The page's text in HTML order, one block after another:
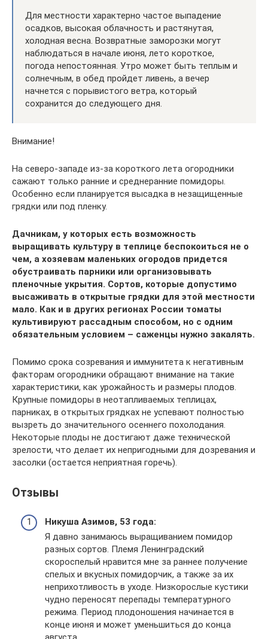
Для местности характерно частое выпадение
осадков, высокая облачность и растянутая,
холодная весна. Возвратные заморозки могут
наблюдаться в начале июня, лето короткое,
погода непостоянная. Утро может быть теплым и
солнечным, в обед пройдет ливень, а вечер
начнется с порывистого ветра, который
сохранится до следующего дня.
Внимание!
На северо-западе из-за короткого лета огородники
сажают только ранние и среднеранние помидоры.
Особенно если планируется высадка в незащищенные
грядки или под пленку.
Дачникам, у которых есть возможность
выращивать культуру в теплице беспокоиться не о
чем, а хозяевам маленьких огородов придется
обустраивать парники или организовывать
пленочные укрытия. Сортов, которые допустимо
высаживать в открытые грядки для этой местности
мало. Как и в других регионах России томаты
культивируют рассадным способом, но с одним
обязательным условием – саженцы нужно закалять.
Помимо срока созревания и иммунитета к негативным
факторам огородники обращают внимание на такие
характеристики, как урожайность и размеры плодов.
Крупные помидоры в неотапливаемых теплицах,
парниках, в открытых грядках не успевают полностью
вызреть до значительного осеннего похолодания.
Некоторые плоды не достигают даже технической
зрелости, что делает их непригодными для дозревания и
засолки (остается неприятная горечь).
Отзывы
Никуша Азимов, 53 года:
Я давно занимаюсь выращиванием помидор
разных сортов. Племя Ленинградский
скороспелый нравится мне за раннее получение
спелых и вкусных помидорчик, а также за их
неприхотливость в уходе. Низкорослые кустики
чудно переносят перепады температурного
режима. Период плодоношения начинается в
конце июня и может уменьшиться до конца